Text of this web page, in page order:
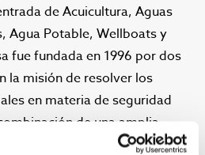
de Acuicultura, Aguas
Agua Potable, Wellboats y
fue fundada en 1996 por dos
la misión de resolver los
en materia de seguridad
de una amplia
y tecnología. Hoy en día, se